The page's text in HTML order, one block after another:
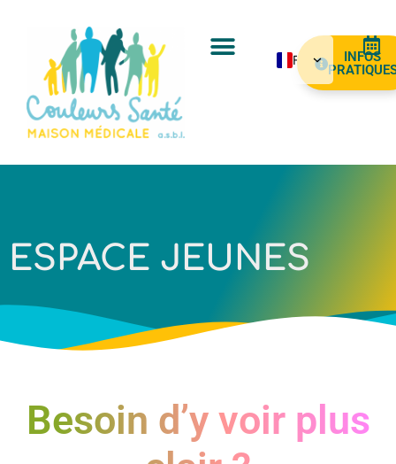
NL
INFOS
ESPACE JEUNES
Besoin d’y voir plus